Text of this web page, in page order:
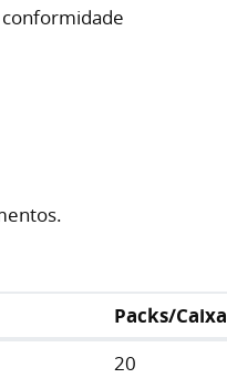
Packs/Caixa
20